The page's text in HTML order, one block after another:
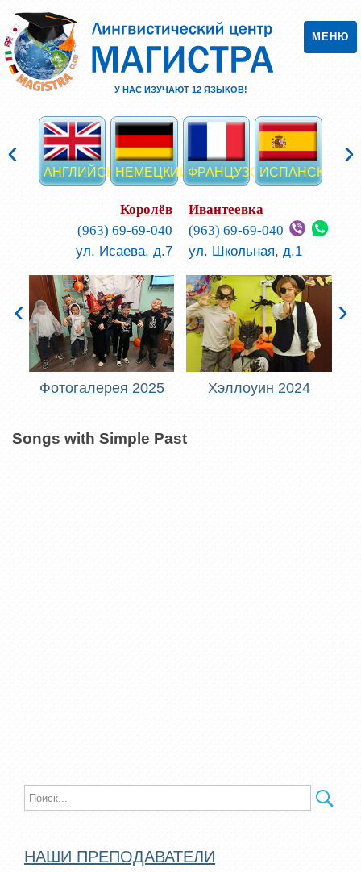
МЕНЮ
У НАС ИЗУЧАЮТ 12ЯЗЫКОВ!
АНГЛИЙСКИЙНЕМЕЦКИЙФРАНЦУЗСКИЙИСПАНСКИЙ
‹ ›
Королёв
(963) 69-69-040
ул. Исаева, д.7
Ивантеевка
(963) 69-69-040
ул. Школьная, д.1
Фотогалерея 2025 Хэллоуин 2024
‹ ›
Songs with Simple Past
НАШИ ПРЕПОДАВАТЕЛИ